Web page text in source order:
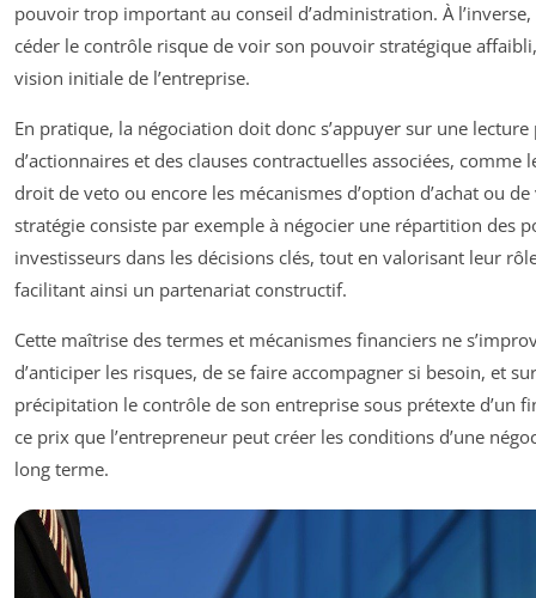
pouvoir trop important au conseil d’administration. À
céder le contrôle risque de voir son pouvoir stratégique
vision initiale de l’entreprise.
En pratique, la négociation doit donc s’appuyer sur une lecture
d’actionnaires et des clauses contractuelles associées, comme
droit de veto ou encore les mécanismes d’option d’achat ou
stratégie consiste par exemple à négocier une répartition des
investisseurs dans les décisions clés, tout en valorisant leur
facilitant ainsi un partenariat constructif.
Cette maîtrise des termes et mécanismes financiers ne
d’anticiper les risques, de se faire accompagner si besoin, et
précipitation le contrôle de son entreprise sous prétexte d’un
ce prix que l’entrepreneur peut créer les conditions d’une
long terme.